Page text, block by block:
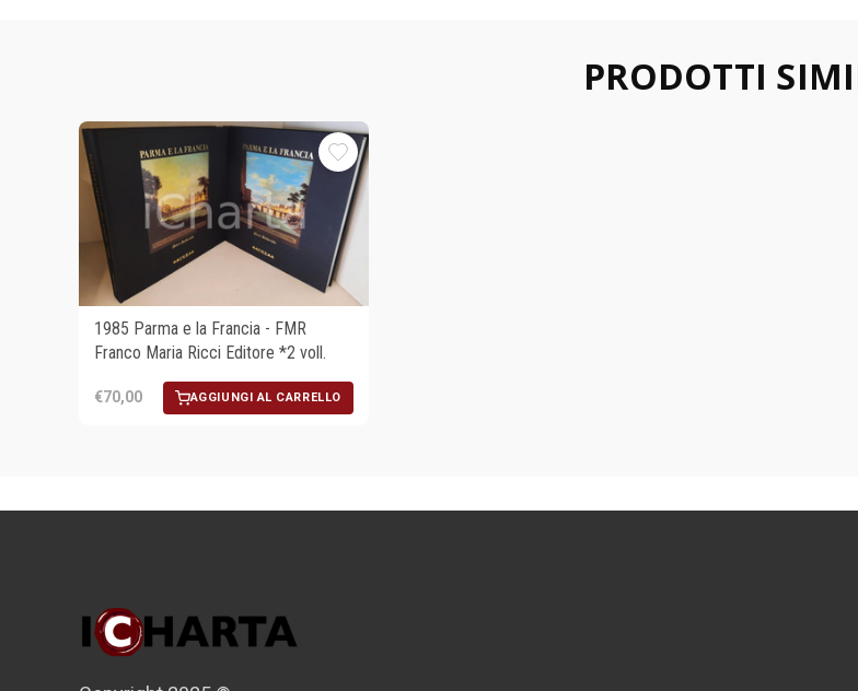
PRODOTTI
1985 Parma e la Francia - FMR
Franco Maria Ricci Editore *2 voll.
€70,00 AGGIUNGI AL CARRELLO